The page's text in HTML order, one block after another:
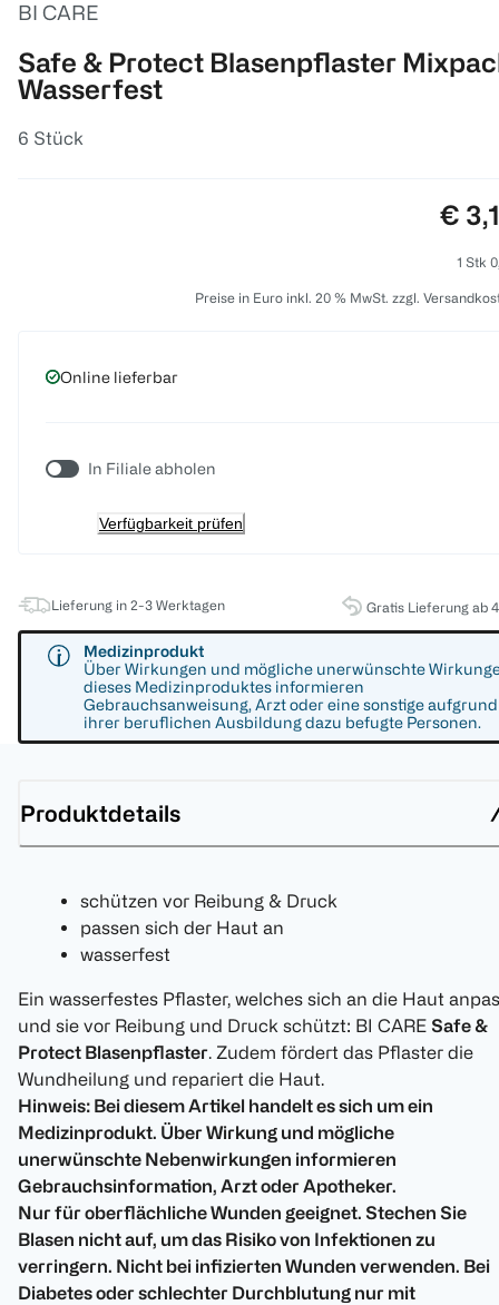
BI CARE
Safe & Protect Blasenpflaster
Wasserfest
6 Stück
€
1 Stk
Preise in Euro inkl. 20 % MwSt. zzgl.
Online lieferbar
In Filiale abholen
Verfügbarkeit prüfen
Lieferung in 2-3 Werktagen Gratis Lieferung ab
Medizinprodukt
Über Wirkungen und mögliche unerwünschte
dieses Medizinproduktes informieren
Gebrauchsanweisung, Arzt oder eine sonstige aufgrund
ihrer beruflichen Ausbildung dazu befugte Personen.
Produktdetails
schützen vor Reibung & Druck
passen sich der Haut an
wasserfest
Ein wasserfestes Pflaster, welches sich an die Haut
und sie vor Reibung und Druck schützt: BI CARE Safe &
Protect Blasenpflaster. Zudem fördert das Pflaster die
Wundheilung und repariert die Haut.
Hinweis: Bei diesem Artikel handelt es sich um ein
Medizinprodukt. Über Wirkung und mögliche
unerwünschte Nebenwirkungen informieren
Gebrauchsinformation, Arzt oder Apotheker.
Nur für oberflächliche Wunden geeignet. Stechen Sie
Blasen nicht auf, um das Risiko von Infektionen zu
verringern. Nicht bei infizierten Wunden verwenden. Bei
Diabetes oder schlechter Durchblutung nur mit